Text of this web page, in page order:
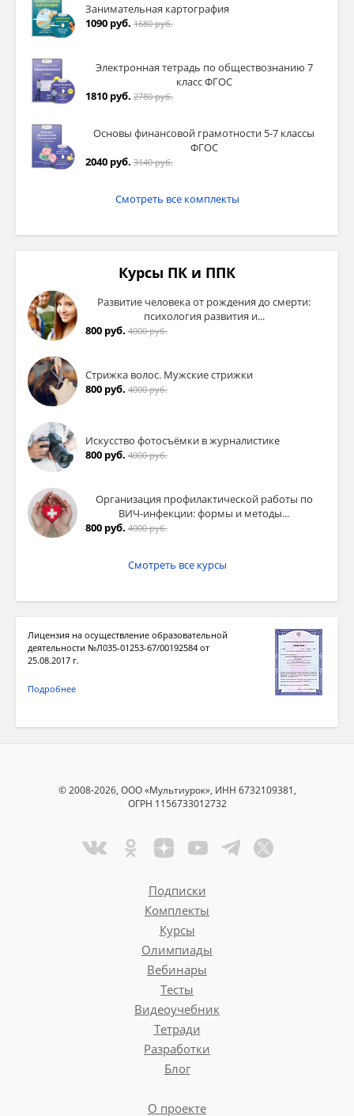
Занимательная картография
1090 руб. 1680 руб.
Электронная тетрадь по обществознанию 7
класс ФГОС
1810 руб. 2780 руб.
Основы финансовой грамотности 5-7 классы
ФГОС
2040 руб. 3140 руб.
Смотреть все комплекты
Курсы ПК и ППК
Развитие человека от рождения до смерти:
психология развития и...
800 руб. 4000 руб.
Стрижка волос. Мужские стрижки
800 руб. 4000 руб.
Искусство фотосъёмки в журналистике
800 руб. 4000 руб.
Организация профилактической работы по
ВИЧ-инфекции: формы и методы...
800 руб. 4000 руб.
Смотреть все курсы
Лицензия на осуществление образовательной
деятельности №Л035-01253-67/00192584 от
25.08.2017 г.
Подробнее
© 2008-2026, ООО «Мультиурок», ИНН 6732109381,
ОГРН 1156733012732
Подписки
Комплекты
Курсы
Олимпиады
Вебинары
Тесты
Видеоучебник
Тетради
Разработки
Блог
О проекте